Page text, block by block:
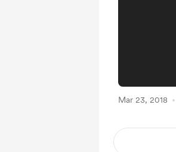
Mar 23, 2018